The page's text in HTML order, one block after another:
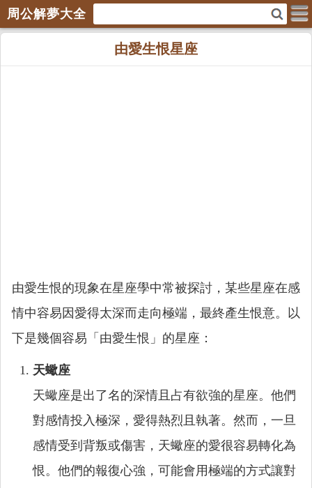
周公解夢大全
由愛生恨星座
由愛生恨的現象在星座學中常被探討，某些星座在感
情中容易因愛得太深而走向極端，最終產生恨意。以
下是幾個容易「由愛生恨」的星座：
天蠍座
天蠍座是出了名的深情且占有欲強的星座。他們
對感情投入極深，愛得熱烈且執著。然而，一旦
感情受到背叛或傷害，天蠍座的愛很容易轉化為
恨。他們的報復心強，可能會用極端的方式讓對